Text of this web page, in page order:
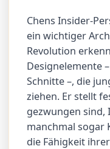
Chens Insider-
ein wichtiger
Revolution
Designelemente
Schnitte –, die
ziehen. Er stellt
gezwungen sind,
manchmal sogar
die Fähigkeit